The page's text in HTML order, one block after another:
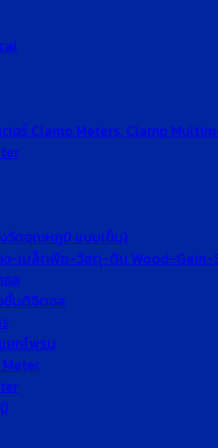
อร์ Clamp Meters, Clamp
วัดอุณหภูมิ แบบเข็ม)
ง-เมล็ดพืช-วัสดุ-ดิน Wood-Gain-
ล
ชื้นดิจิตอล
ยกโพรบ
Meter